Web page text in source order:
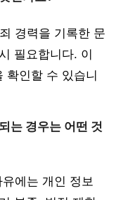
경력을 기록한 문
필요합니다. 이
확인할 수 있습니
는 경우는 어떤 것
에는 개인 정보